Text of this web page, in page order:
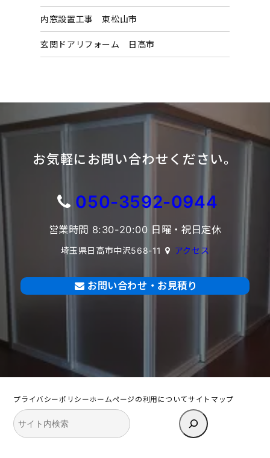
内窓設置工事 東松山市
玄関ドアリフォーム 日高市
お気軽にお問い合わせください。
050-3592-0944
営業時間 8:30-20:00 日曜・祝日定休
埼玉県日高市中沢568-11 アクセス
お問い合わせ・お見積り
プライバシーポリシーホームページの利用についてサイトマップ
検
索